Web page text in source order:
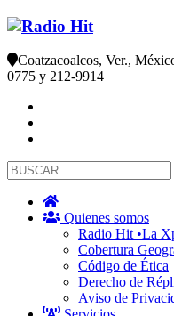
Coatzacoalcos, Ver.,
0775 y 212-9914
Quienes somos
Radio Hit •La
Cobertura
Código de Ética
Derecho de
Aviso de